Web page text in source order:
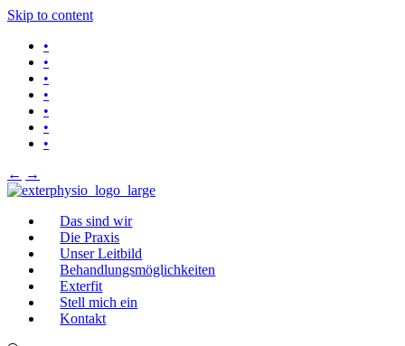
Skip to content
•
•
•
•
•
•
•
← →
Das sind wir
Die Praxis
Unser Leitbild
Behandlungsmöglichkeiten
Exterfit
Stell mich ein
Kontakt